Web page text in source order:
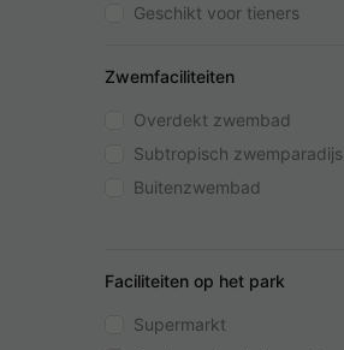
Geschikt voor tieners
Zwemfaciliteiten
Overdekt zwembad
Subtropisch zwemparadijs
Buitenzwembad
Faciliteiten op het park
Supermarkt